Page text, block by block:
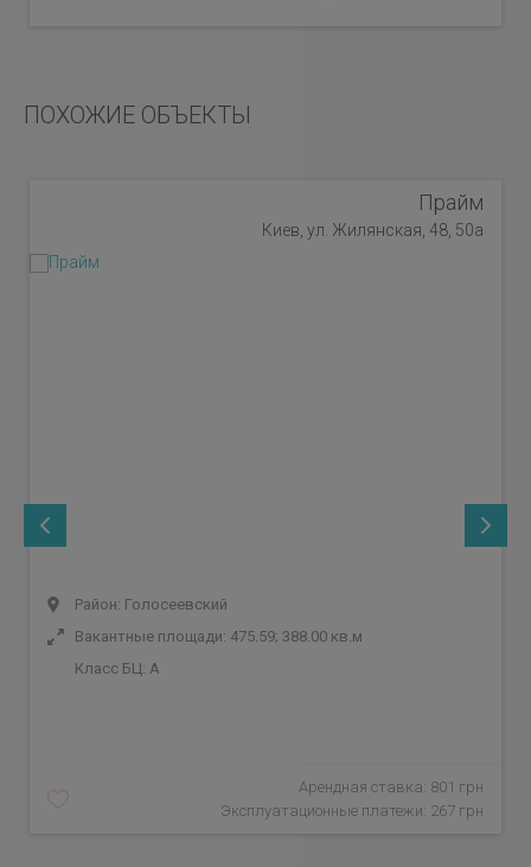
ПОХОЖИЕ ОБЪЕКТЫ
Прайм
Киев, ул. Жилянская, 48, 50а
Район: Голосеевский
Вакантные площади: 475.59; 388.00 кв.м
Класс БЦ: A
Арендная ставка: 801 грн
Эксплуатационные платежи: 267 грн